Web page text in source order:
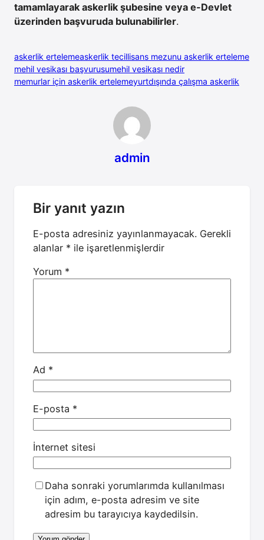
tamamlayarak askerlik şubesine veya e-Devlet
üzerinden başvuruda bulunabilirler.
askerlik ertelemeaskerlik tecillisans mezunu askerlik erteleme
mehil vesikası başvurusumehil vesikası nedir
memurlar için askerlik ertelemeyurtdışında çalışma askerlik
admin
Bir yanıt yazın
E-posta adresiniz yayınlanmayacak. Gerekli
alanlar * ile işaretlenmişlerdir
Yorum *
Ad *
E-posta *
İnternet sitesi
Daha sonraki yorumlarımda kullanılması
için adım, e-posta adresim ve site
adresim bu tarayıcıya kaydedilsin.